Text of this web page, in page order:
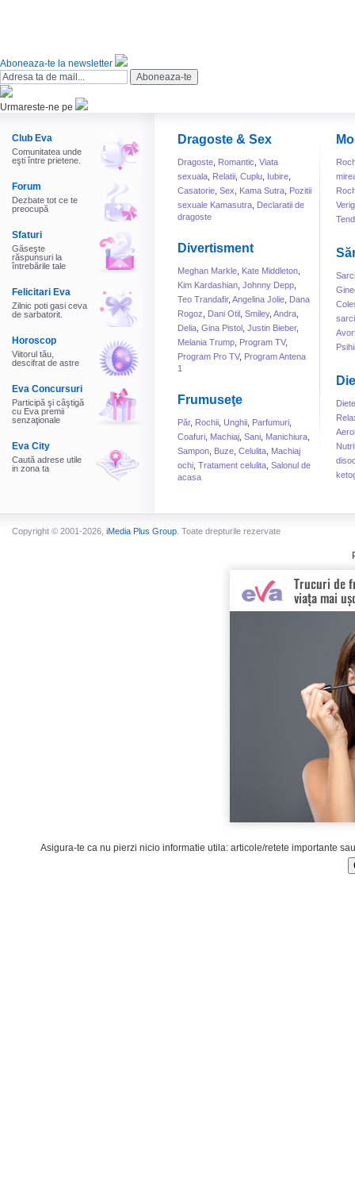
Aboneaza-te la newsletter
Urmareste-ne pe
Club Eva
Comunitatea unde
eşti între prietene.
Forum
Dezbate tot ce te
preocupă
Sfaturi
Găseşte
răspunsuri la
întrebările tale
Felicitari Eva
Zilnic poti gasi ceva
de sarbatorit.
Horoscop
Viitorul tău,
descifrat de astre
Eva Concursuri
Participă şi câştigă
cu Eva premii
senzaţionale
Eva City
Caută adrese utile
in zona ta
Dragoste & Sex
Dragoste Romantic Viata
sexuala Relatii Cuplu Iubire
Casatorie Sex Kama Sutra Pozitii
sexuale Kamasutra Declaratii de
dragoste
Divertisment
Meghan Markle Kate Middleton
Kim Kardashian Johnny Depp
Teo Trandafir, Angelina Jolie Dana
Rogoz
Dani Otil Smiley, Andra
Delia Gina Pistol Justin Bieber,
Melania Trump Program TV,
Program Pro TV, Program Antena
1
Frumuseţe
Păr, Rochii Unghii Parfumuri
Coafuri Machiaj Sani Manichiura
Sampon Buze Celulita Machiaj
ochi Tratament celulita Salonul de
acasa
Diete
Copyright © 2001-2026, iMedia Plus Group . Toate drepturile rezervate
Asigura-te ca nu pierzi nicio informatie utila: articole/retete importante